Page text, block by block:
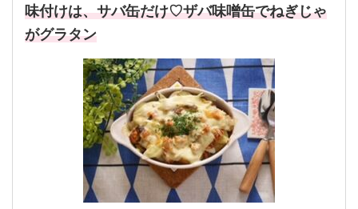
味付けは、サバ缶だけ♡ザバ味噌缶でねぎじゃ
がグラタン